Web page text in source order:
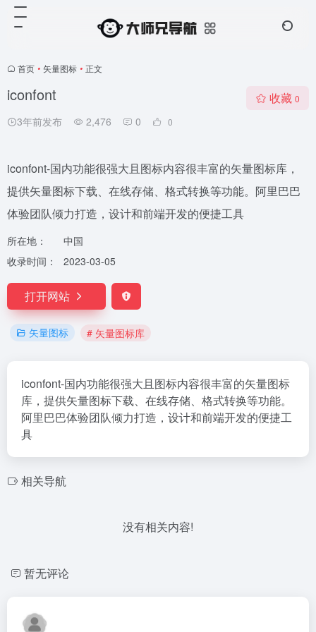
首页 • 矢量图标 • 正文
iconfont
3年前发布 2,476 0 0
收藏 0
iconfont-国内功能很强大且图标内容很丰富的矢量图标库，
提供矢量图标下载、在线存储、格式转换等功能。阿里巴巴
体验团队倾力打造，设计和前端开发的便捷工具
所在地：
中国
收录时间：
2023-03-05
打开网站
矢量图标 # 矢量图标库
iconfont-国内功能很强大且图标内容很丰富的矢量图标
库，提供矢量图标下载、在线存储、格式转换等功能。
阿里巴巴体验团队倾力打造，设计和前端开发的便捷工
具
相关导航
没有相关内容!
暂无评论